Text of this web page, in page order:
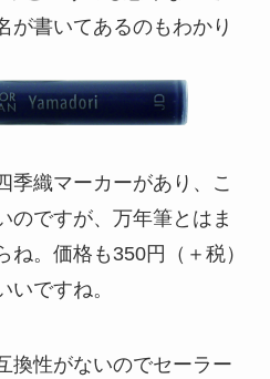
が書いてあるのもわかり
季織マーカーがあり、こ
のですが、万年筆とはま
。価格も350円（＋税）
いですね。
換性がないのでセーラー